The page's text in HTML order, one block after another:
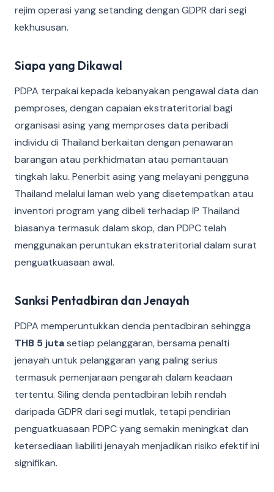
rejim operasi yang setanding dengan GDPR dari segi
kekhususan.
Siapa yang Dikawal
PDPA terpakai kepada kebanyakan pengawal data dan
pemproses, dengan capaian ekstrateritorial bagi
organisasi asing yang memproses data peribadi
individu di Thailand berkaitan dengan penawaran
barangan atau perkhidmatan atau pemantauan
tingkah laku. Penerbit asing yang melayani pengguna
Thailand melalui laman web yang disetempatkan atau
inventori program yang dibeli terhadap IP Thailand
biasanya termasuk dalam skop, dan PDPC telah
menggunakan peruntukan ekstrateritorial dalam surat
penguatkuasaan awal.
Sanksi Pentadbiran dan Jenayah
PDPA memperuntukkan denda pentadbiran sehingga
THB 5 jutasetiap pelanggaran, bersama penalti
jenayah untuk pelanggaran yang paling serius
termasuk pemenjaraan pengarah dalam keadaan
tertentu. Siling denda pentadbiran lebih rendah
daripada GDPR dari segi mutlak, tetapi pendirian
penguatkuasaan PDPC yang semakin meningkat dan
ketersediaan liabiliti jenayah menjadikan risiko efektif ini
signifikan.